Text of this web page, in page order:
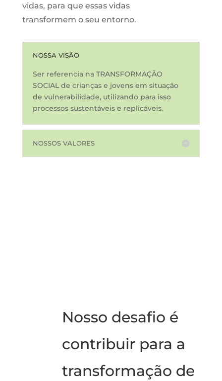
vidas, para que essas vidas
transformem o seu entorno.
NOSSA VISÃO
Ser referencia na TRANSFORMAÇÃO
SOCIAL de crianças e jovens em situação
de vulnerabilidade, utilizando para isso
processos sustentáveis e replicáveis.
NOSSOS VALORES
Nosso desafio é
contribuir para a
transformação de